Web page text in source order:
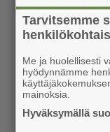
Tarvitsemme
Me ja huolellisesti
hyödynnämme
mainoksia.
Hyväksymällä